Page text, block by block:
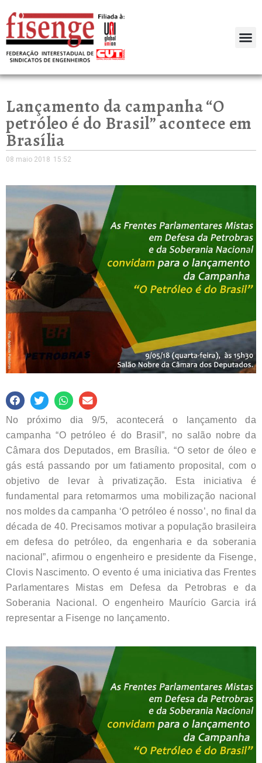
Lançamento da campanha “O
petróleo é do Brasil” acontece em
Brasília
08 maio 2018 15:52
No próximo dia 9/5, acontecerá o lançamento da
campanha “O petróleo é do Brasil”, no salão nobre da
Câmara dos Deputados, em Brasília. “O setor de óleo e
gás está passando por um fatiamento proposital, com o
objetivo de levar à privatização. Esta iniciativa é
fundamental para retomarmos uma mobilização nacional
nos moldes da campanha ‘O petróleo é nosso’, no final da
década de 40. Precisamos motivar a população brasileira
em defesa do petróleo, da engenharia e da soberania
nacional”, afirmou o engenheiro e presidente da Fisenge,
Clovis Nascimento. O evento é uma iniciativa das Frentes
Parlamentares Mistas em Defesa da Petrobras e da
Soberania Nacional. O engenheiro Maurício Garcia irá
representar a Fisenge no lançamento.